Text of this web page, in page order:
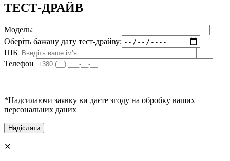
ТЕСТ-ДРАЙВ
Модель:
Оберіть бажану дату тест-драйву:
ПІБ
Телефон
*Надсилаючи заявку ви даєте згоду на обробку ваших
персональних даних
✕